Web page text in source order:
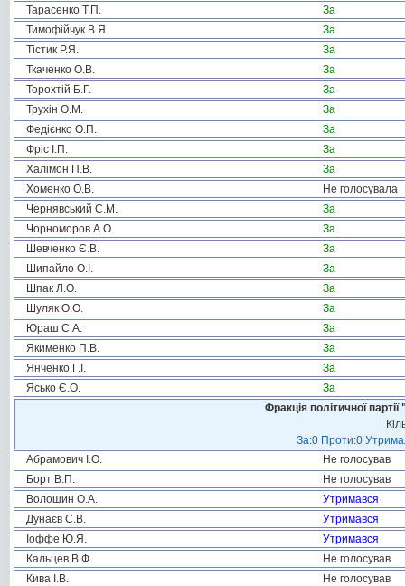
Тарасенко Т.П.
За
Тимофійчук В.Я.
За
Тістик Р.Я.
За
Ткаченко О.В.
За
Торохтій Б.Г.
За
Трухін О.М.
За
Федієнко О.П.
За
Фріс І.П.
За
Халімон П.В.
За
Хоменко О.В.
Не голосувала
Чернявський С.М.
За
Чорноморов А.О.
За
Шевченко Є.В.
За
Шипайло О.І.
За
Шпак Л.О.
За
Шуляк О.О.
За
Юраш С.А.
За
Якименко П.В.
За
Янченко Г.І.
За
Ясько Є.О.
За
Фракція політичної
За:0 Проти:0
Абрамович І.О.
Не голосував
Борт В.П.
Не голосував
Волошин О.А.
Утримався
Дунаєв С.В.
Утримався
Іоффе Ю.Я.
Утримався
Кальцев В.Ф.
Не голосував
Кива І.В.
Не голосував